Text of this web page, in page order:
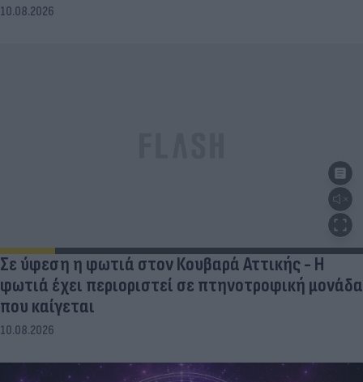
10.08.2026
Σε ύφεση η φωτιά στον Κουβαρά Αττικής - Η
φωτιά έχει περιοριστεί σε πτηνοτροφική μονάδα
που καίγεται
10.08.2026